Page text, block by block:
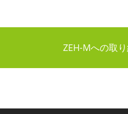
ZEH-Mへの取